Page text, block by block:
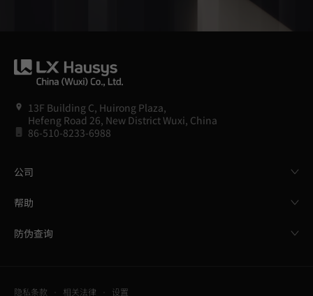
13F Building C, Huirong Plaza,
Hefeng Road 26, New District Wuxi, China
86-510-8233-6988
公司
帮助
防伪查询
隐私条款 相关法律 设置